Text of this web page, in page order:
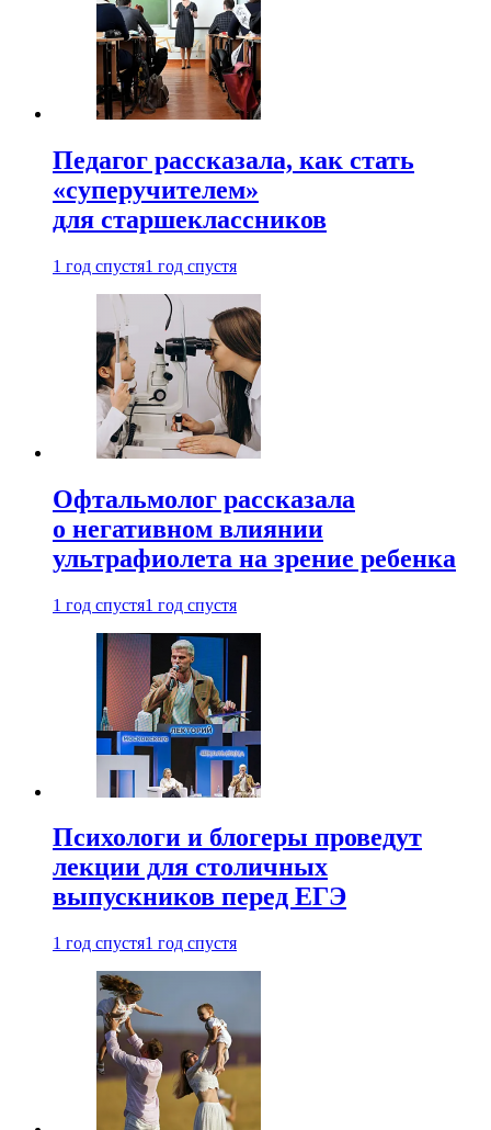
Педагог рассказала, как стать
«суперучителем»
для старшеклассников
1 год спустя1 год спустя
Офтальмолог рассказала
о негативном влиянии
ультрафиолета на зрение ребенка
1 год спустя1 год спустя
Психологи и блогеры проведут
лекции для столичных
выпускников перед ЕГЭ
1 год спустя1 год спустя